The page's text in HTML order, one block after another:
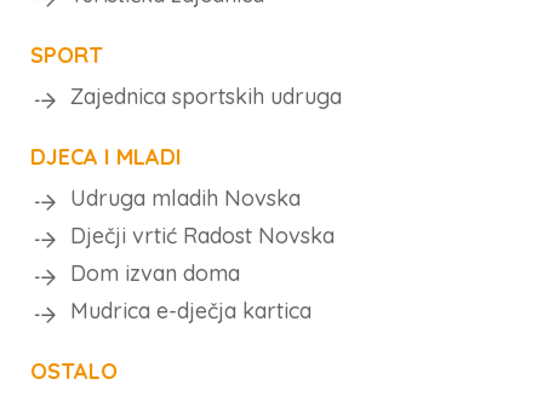
SPORT
Zajednica sportskih udruga
DJECA I MLADI
Udruga mladih Novska
Dječji vrtić Radost Novska
Dom izvan doma
Mudrica e-dječja kartica
OSTALO